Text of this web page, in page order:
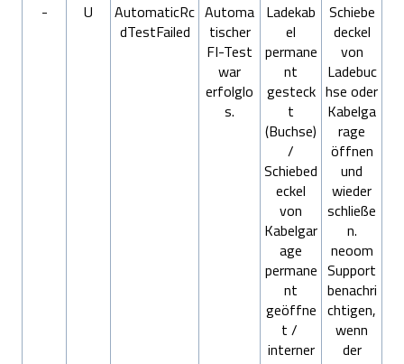
-
U
AutomaticRc
dTestFailed
Automa
tischer
FI-Test
war
erfolglo
s.
Ladekab
el
permane
nt
gesteck
t
(Buchse)
/
Schiebed
eckel
von
Kabelgar
age
permane
nt
geöffne
t /
interner
Schiebe
deckel
von
Ladebuc
hse oder
Kabelga
rage
öffnen
und
wieder
schließe
n.
neoom
Support
benachri
chtigen,
wenn
der